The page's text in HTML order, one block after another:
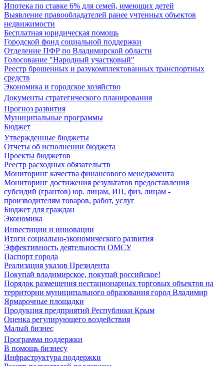
Ипотека по ставке 6% для семей, имеющих детей
Выявление правообладателей ранее учтенных объектов
недвижимости
Бесплатная юридическая помощь
Городской фонд социальной поддержки
Отделение ПФР по Владимирской области
Голосование "Народный участковый"
Реестр брошенных и разукомплектованных транспортных
средств
Экономика и городское хозяйство
Документы стратегического планирования
Прогноз развития
Муниципальные программы
Бюджет
Утвержденные бюджеты
Отчеты об исполнении бюджета
Проекты бюджетов
Реестр расходных обязательств
Мониторинг качества финансового менеджмента
Мониторинг достижения результатов предоставления
субсидий (грантов) юр. лицам, ИП, физ. лицам -
производителям товаров, работ, услуг
Бюджет для граждан
Экономика
Инвестиции и инновации
Итоги социально-экономического развития
Эффективность деятельности ОМСУ
Паспорт города
Реализация указов Президента
Покупай владимирское, покупай российское!
Порядок размещения нестационарных торговых объектов на
территории муниципального образования город Владимир
Ярмарочные площадки
Продукция предприятий Республики Крым
Оценка регулирующего воздействия
Малый бизнес
Программа поддержки
В помощь бизнесу
Инфраструктура поддержки